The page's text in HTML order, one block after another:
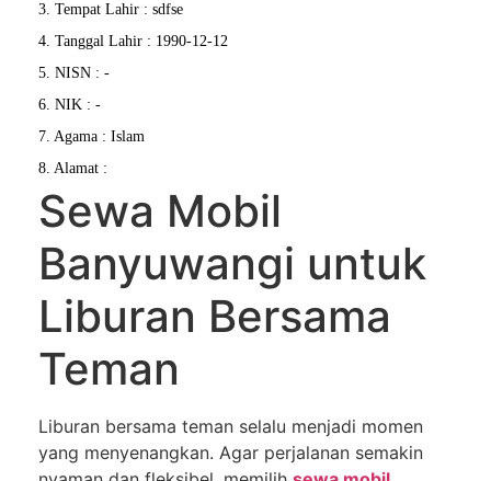
3. Tempat Lahir : sdfse
4. Tanggal Lahir : 1990-12-12
5. NISN : -
6. NIK : -
7. Agama : Islam
8. Alamat :
Sewa Mobil
Banyuwangi untuk
Liburan Bersama
Teman
Liburan bersama teman selalu menjadi momen
yang menyenangkan. Agar perjalanan semakin